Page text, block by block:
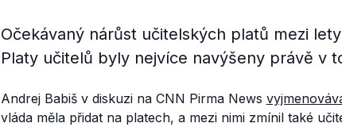
Očekávaný nárůst učitelských platů mezi
Platy učitelů byly nejvíce navýšeny právě v
Andrej Babiš v diskuzi na CNN Pirma News
vláda měla přidat na platech, a mezi nimi zmínil také